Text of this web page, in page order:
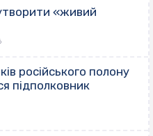
«живий
російського полону
підполковник